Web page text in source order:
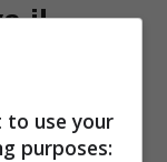
il
use your
purposes: